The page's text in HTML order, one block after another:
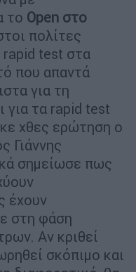
το Open στο
πολίτες
rapid test στα
που απαντά
για τη
για τα rapid test
χθες ερώτηση ο
Γιάννης
σημείωσε πως
έχουν
στη φάση
Αν κριθεί
σκόπιμο και